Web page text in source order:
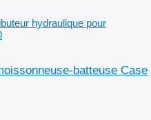
hydraulique pour
batteuse Case